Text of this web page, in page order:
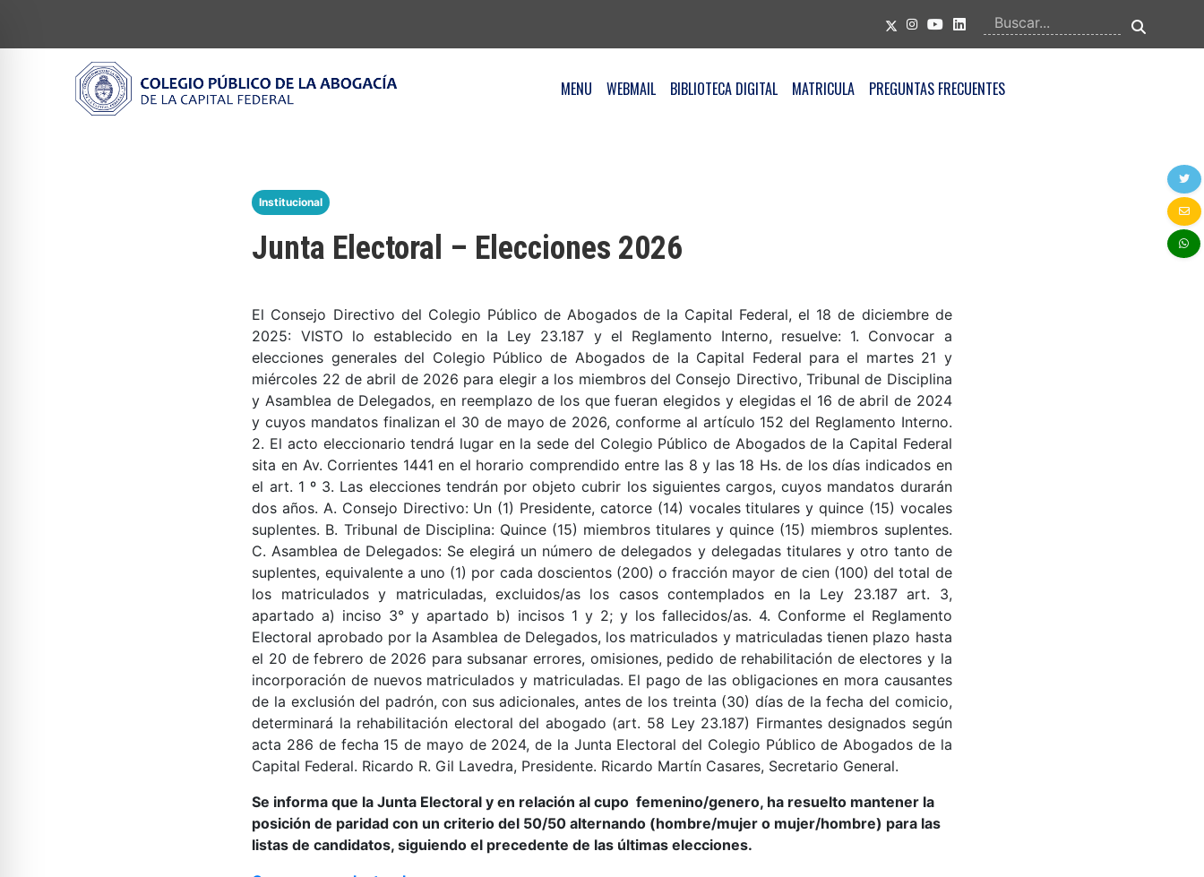
MENU WEBMAIL BIBLIOTECA DIGITAL MATRICULA PREGUNTAS FRECUENTES
Institucional
Junta Electoral – Elecciones 2026
El Consejo Directivo del Colegio Público de Abogados de la Capital Federal, el 18 de diciembre de
2025: VISTO lo establecido en la Ley 23.187 y el Reglamento Interno, resuelve: 1. Convocar a
elecciones generales del Colegio Público de Abogados de la Capital Federal para el martes 21 y
miércoles 22 de abril de 2026 para elegir a los miembros del Consejo Directivo, Tribunal de Disciplina
y Asamblea de Delegados, en reemplazo de los que fueran elegidos y elegidas el 16 de abril de 2024
y cuyos mandatos finalizan el 30 de mayo de 2026, conforme al artículo 152 del Reglamento Interno.
2. El acto eleccionario tendrá lugar en la sede del Colegio Público de Abogados de la Capital Federal
sita en Av. Corrientes 1441 en el horario comprendido entre las 8 y las 18 Hs. de los días indicados en
el art. 1 º 3. Las elecciones tendrán por objeto cubrir los siguientes cargos, cuyos mandatos durarán
dos años. A. Consejo Directivo: Un (1) Presidente, catorce (14) vocales titulares y quince (15) vocales
suplentes. B. Tribunal de Disciplina: Quince (15) miembros titulares y quince (15) miembros suplentes.
C. Asamblea de Delegados: Se elegirá un número de delegados y delegadas titulares y otro tanto de
suplentes, equivalente a uno (1) por cada doscientos (200) o fracción mayor de cien (100) del total de
los matriculados y matriculadas, excluidos/as los casos contemplados en la Ley 23.187 art. 3,
apartado a) inciso 3° y apartado b) incisos 1 y 2; y los fallecidos/as. 4. Conforme el Reglamento
Electoral aprobado por la Asamblea de Delegados, los matriculados y matriculadas tienen plazo hasta
el 20 de febrero de 2026 para subsanar errores, omisiones, pedido de rehabilitación de electores y la
incorporación de nuevos matriculados y matriculadas. El pago de las obligaciones en mora causantes
de la exclusión del padrón, con sus adicionales, antes de los treinta (30) días de la fecha del comicio,
determinará la rehabilitación electoral del abogado (art. 58 Ley 23.187) Firmantes designados según
acta 286 de fecha 15 de mayo de 2024, de la Junta Electoral del Colegio Público de Abogados de la
Capital Federal. Ricardo R. Gil Lavedra, Presidente. Ricardo Martín Casares, Secretario General.
Se informa que la Junta Electoral y en relación al cupo femenino/genero, ha resuelto mantener la
posición de paridad con un criterio del 50/50 alternando (hombre/mujer o mujer/hombre) para las
listas de candidatos, siguiendo el precedente de las últimas elecciones.